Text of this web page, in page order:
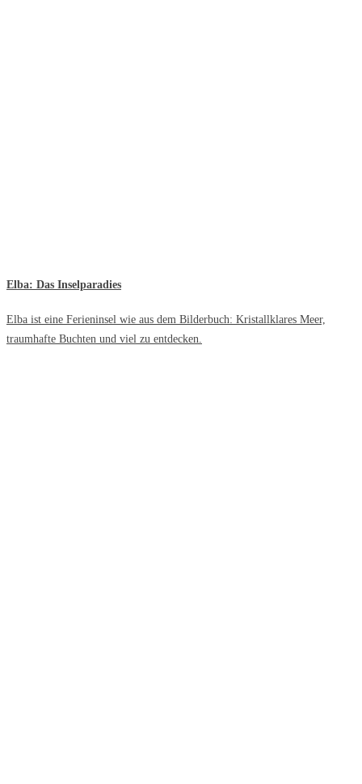
Elba: Das Inselparadies
Elba ist eine Ferieninsel wie aus dem Bilderbuch: Kristallklares Meer,
traumhafte Buchten und viel zu entdecken.